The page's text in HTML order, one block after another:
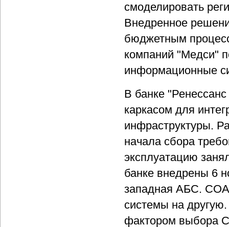
смоделировать
Внедренное
бюджетным
компаний "Медси"
информационные
В банке
каркасом для
инфраструктуры.
начала сбора
эксплуатацию
банке внедрены 6
западная АБС. СОА
системы на
фактором выбора